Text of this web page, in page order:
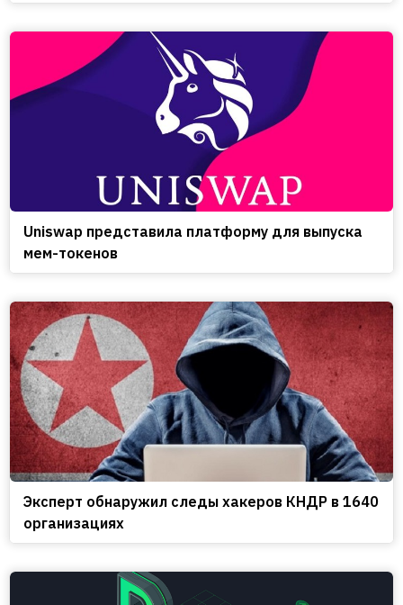
Uniswap представила платформу для выпуска
мем-токенов
Эксперт обнаружил следы хакеров КНДР в 1640
организациях